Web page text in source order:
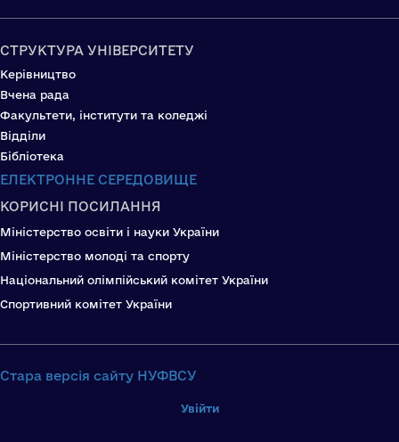
СТРУКТУРА УНІВЕРСИТЕТУ
Керівництво
Вчена рада
Факультети, інститути та коледжі
Відділи
Бібліотека
ЕЛЕКТРОННЕ СЕРЕДОВИЩЕ
КОРИСНІ ПОСИЛАННЯ
Міністерство освіти і науки України
Міністерство молоді та спорту
Національний олімпійський комітет України
Спортивний комітет України
Стара версія сайту НУФВСУ
Увійти